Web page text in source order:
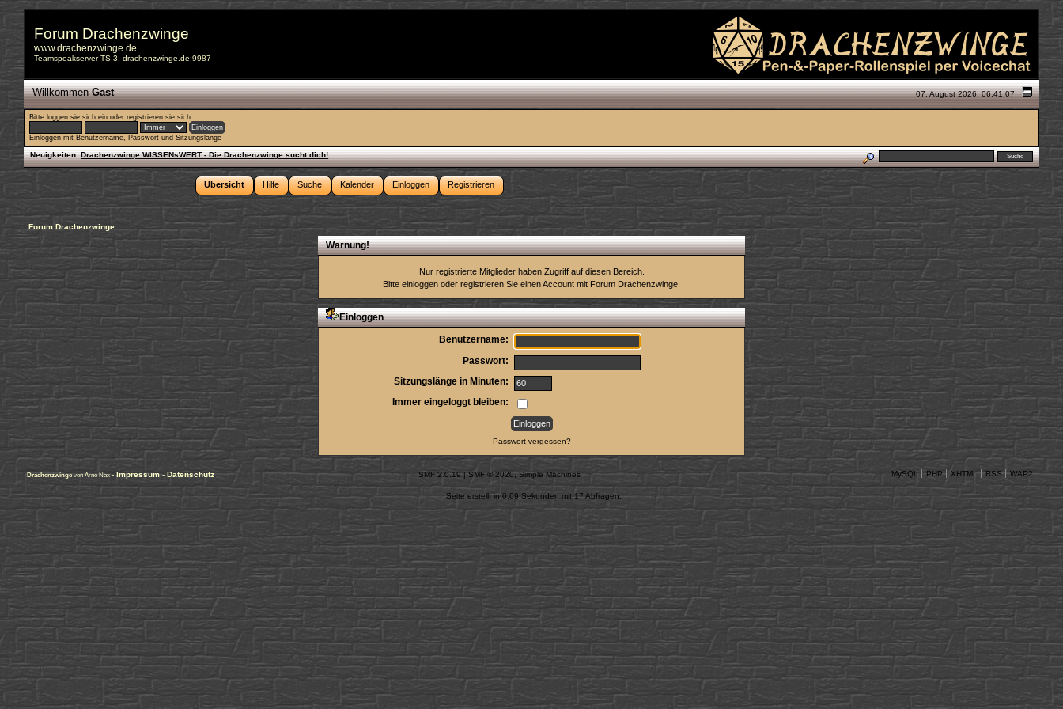
Forum Drachenzwinge
www.drachenzwinge.de
Teamspeakserver TS 3: drachenzwinge.de:9987
07. August 2026, 06:41:07
WillkommenGast
Bitte loggen sie sich ein oderregistrieren sie sich.
Einloggen mit Benutzername, Passwort und Sitzungslänge
Neuigkeiten: Drachenzwinge WISSENsWERT - Die Drachenzwinge sucht dich!
Übersicht Hilfe Suche Kalender Einloggen Registrieren
Forum Drachenzwinge
Warnung!
Nur registrierte Mitglieder haben Zugriff auf diesen Bereich.
Bitte einloggen oder registrieren Sie einen Account mit Forum Drachenzwinge.
Einloggen
Benutzername:
Passwort:
Sitzungslänge in Minuten:
Immer eingeloggt bleiben:
Passwort vergessen?
Drachenzwingevon Arne Nax - Impressum- Datenschutz SMF 2.0.19| SMF © 2020 Simple Machines MySQL PHP XHTML RSS WAP2
Seite erstellt in 0.09 Sekunden mit 17 Abfragen.